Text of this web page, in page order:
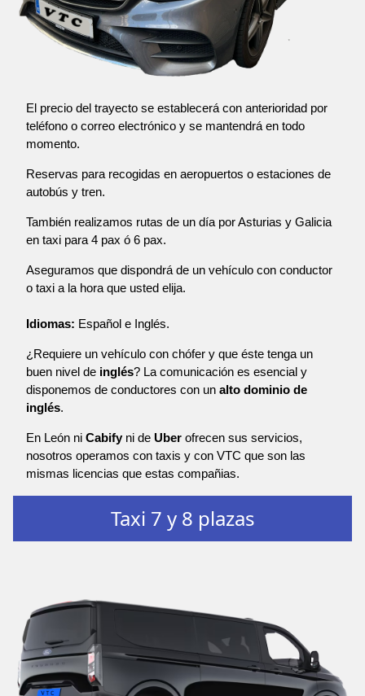
El precio del trayecto se establecerá con anterioridad por
teléfono o correo electrónico y se mantendrá en todo
momento.
Reservas para recogidas en aeropuertos o estaciones de
autobús y tren.
También realizamos rutas de un día por Asturias y Galicia
en taxi para 4 pax ó 6 pax.
Aseguramos que dispondrá de un vehículo con conductor
o taxi a la hora que usted elija.
Idiomas: Español e Inglés.
¿Requiere un vehículo con chófer y que éste tenga un
buen nivel de inglés? La comunicación es esencial y
disponemos de conductores con un alto dominio de
inglés.
En León ni Cabify ni de Uber ofrecen sus servicios,
nosotros operamos con taxis y con VTC que son las
mismas licencias que estas compañias.
Taxi 7 y 8 plazas